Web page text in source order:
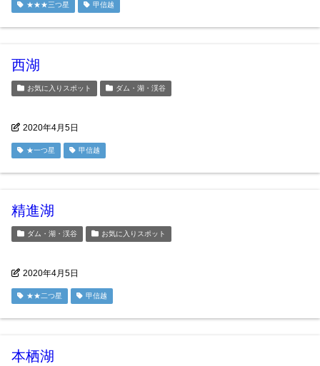
★★★三つ星 甲信越
西湖
お気に入りスポット ダム・湖・渓谷
2020年4月5日
★一つ星 甲信越
精進湖
ダム・湖・渓谷 お気に入りスポット
2020年4月5日
★★二つ星 甲信越
本栖湖